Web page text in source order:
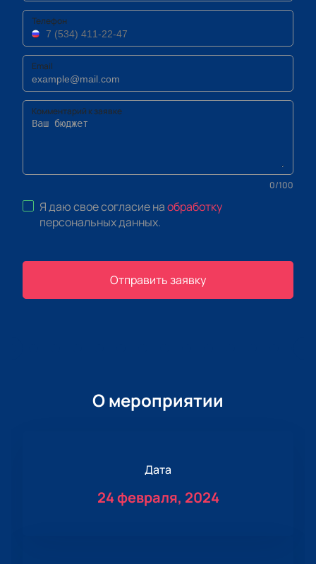
Телефон
Email
Комментарий к заявке
0/100
Я даю свое согласие наобработку
персональных данных.
Отправить заявку
О мероприятии
Дата
24 февраля, 2024